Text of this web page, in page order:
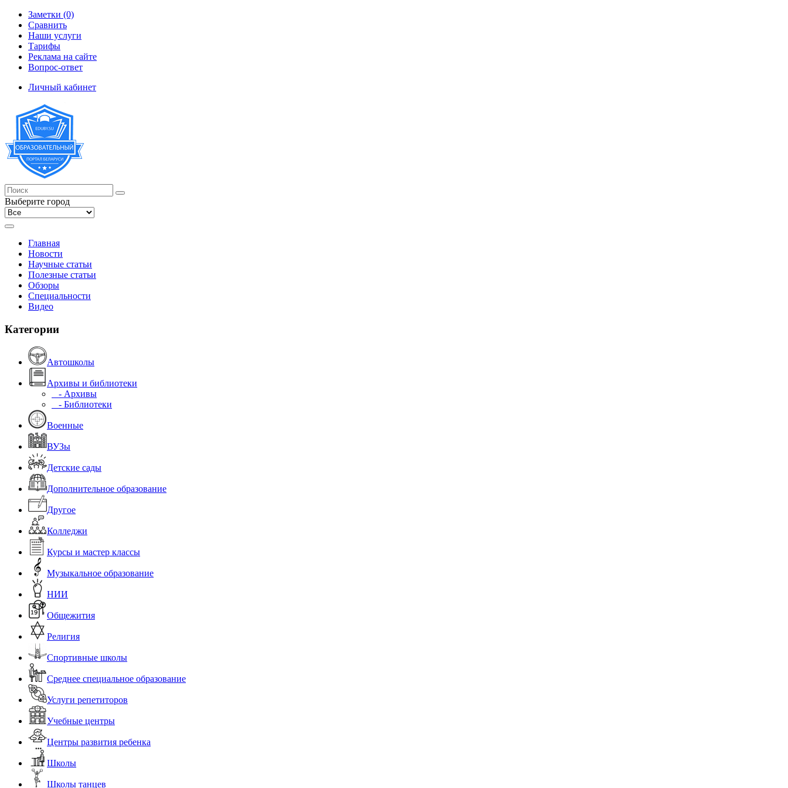
Заметки (0)
Сравнить
Наши услуги
Тарифы
Реклама на сайте
Вопрос-ответ
Личный кабинет
Выберите город
Главная
Новости
Научные статьи
Полезные статьи
Обзоры
Специальности
Видео
Категории
Автошколы
Архивы и библиотеки
- Архивы
- Библиотеки
Военные
ВУЗы
Детские сады
Дополнительное образование
Другое
Колледжи
Курсы и мастер классы
Музыкальное образование
НИИ
Общежития
Религия
Спортивные школы
Среднее специальное образование
Услуги репетиторов
Учебные центры
Центры развития ребенка
Школы
Школы танцев